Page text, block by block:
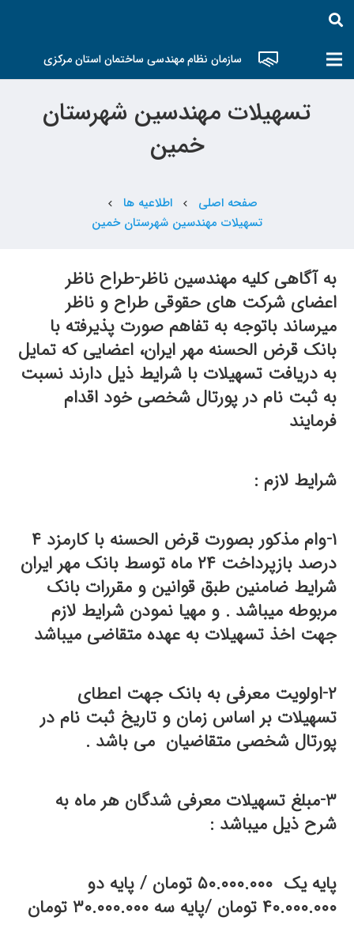
سازمان نظام مهندسی ساختمان استان مرکزی
تسهیلات مهندسین شهرستان
خمین
صفحه اصلی chevron_left اطلاعیه ها chevron_left
تسهیلات مهندسین شهرستان خمین
به آگاهی کلیه مهندسین ناظر-طراح ناظر
اعضای شرکت های حقوقی طراح و ناظر
میرساند باتوجه به تفاهم صورت پذیرفته با
بانک قرض الحسنه مهر ایران، اعضایی که تمایل
به دریافت تسهیلات با شرایط ذیل دارند نسبت
به ثبت نام در پورتال شخصی خود اقدام
فرمایند
شرایط لازم :
۱-وام مذکور بصورت قرض الحسنه با کارمزد ۴
درصد بازپرداخت ۲۴ ماه توسط بانک مهر ایران
شرایط ضامنین طبق قوانین و مقررات بانک
مربوطه میباشد . و مهیا نمودن شرایط لازم
جهت اخذ تسهیلات به عهده متقاضی میباشد
۲-اولویت معرفی به بانک جهت اعطای
تسهیلات بر اساس زمان و تاریخ ثبت نام در
پورتال شخصی متقاضیان می باشد .
۳-مبلغ تسهیلات معرفی شدگان هر ماه به
شرح ذیل میباشد :
پایه یک ۵۰.۰۰۰.۰۰۰ تومان / پایه دو
۴۰.۰۰۰.۰۰۰ تومان /پایه سه ۳۰.۰۰۰.۰۰۰ تومان